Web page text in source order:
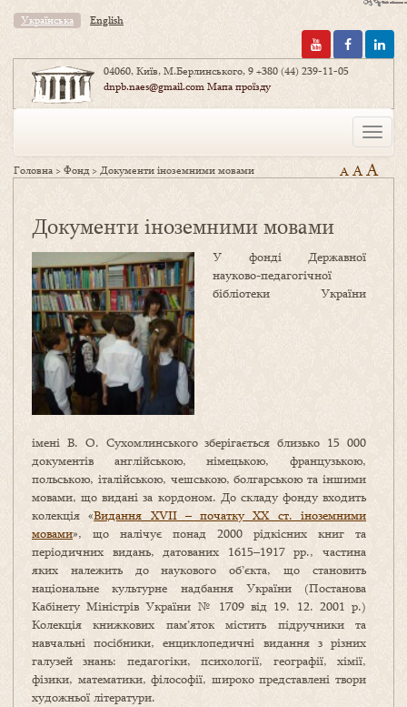
Українська English
04060, Київ, М.Берлинського, 9+380 (44) 239-11-05
dnpb.naes@gmail.comМапа проїзду
Toggle
Головна >Фонд>Документи іноземними мовами A AA
Документи іноземними мовами
У фонді Державної
науково-педагогічної
бібліотеки України
імені В. О. Сухомлинського зберігається близько 15 000
документів англійською, німецькою, французькою,
польською, італійською, чешською, болгарською та іншими
мовами, що видані за кордоном. До складу фонду входить
колекція «Видання ХVII – початку ХХ ст. іноземними
мовами», що налічує понад 2000 рідкісних книг та
періодичних видань, датованих 1615–1917 рр., частина
яких належить до наукового об’єкта, що становить
національне культурне надбання України (Постанова
Кабінету Міністрів України № 1709 від 19. 12. 2001 р.)
Колекція книжкових пам’яток містить підручники та
навчальні посібники, енциклопедичні видання з різних
галузей знань: педагогіки, психології, географії, хімії,
фізики, математики, філософії, широко представлені твори
художньої літератури.